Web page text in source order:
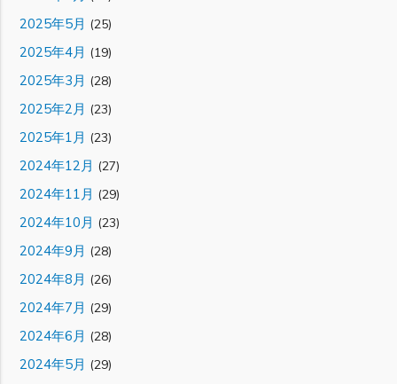
2025年5月 (25)
2025年4月 (19)
2025年3月 (28)
2025年2月 (23)
2025年1月 (23)
2024年12月 (27)
2024年11月 (29)
2024年10月 (23)
2024年9月 (28)
2024年8月 (26)
2024年7月 (29)
2024年6月 (28)
2024年5月 (29)